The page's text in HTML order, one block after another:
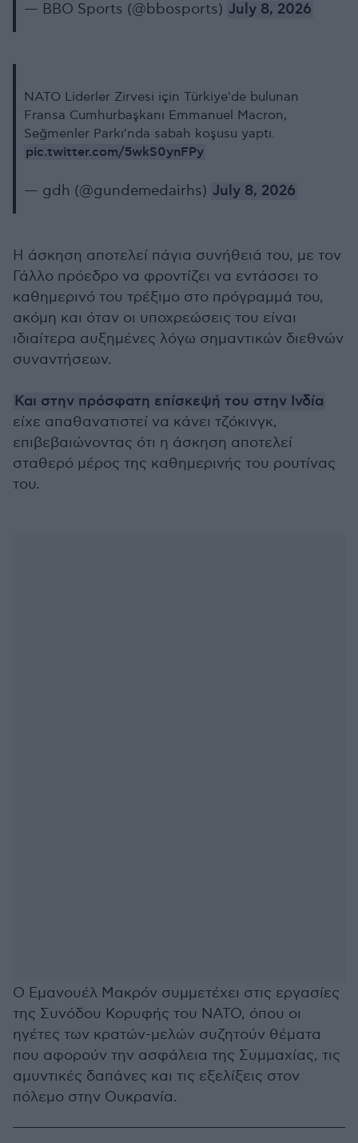
— BBO Sports (@bbosports) July 8, 2026
NATO Liderler Zirvesi için Türkiye'de bulunan
Fransa Cumhurbaşkanı Emmanuel Macron,
Seğmenler Parkı'nda sabah koşusu yaptı.
pic.twitter.com/5wkS0ynFPy
— gdh (@gundemedairhs) July 8, 2026
Η άσκηση αποτελεί πάγια συνήθειά του, με τον
Γάλλο πρόεδρο να φροντίζει να εντάσσει το
καθημερινό του τρέξιμο στο πρόγραμμά του,
ακόμη και όταν οι υποχρεώσεις του είναι
ιδιαίτερα αυξημένες λόγω σημαντικών διεθνών
συναντήσεων.
Και στην πρόσφατη επίσκεψή του στην Ινδία
είχε απαθανατιστεί να κάνει τζόκινγκ,
επιβεβαιώνοντας ότι η άσκηση αποτελεί
σταθερό μέρος της καθημερινής του ρουτίνας
του.
Ο Εμανουέλ Μακρόν συμμετέχει στις εργασίες
της Συνόδου Κορυφής του ΝΑΤΟ, όπου οι
ηγέτες των κρατών-μελών συζητούν θέματα
που αφορούν την ασφάλεια της Συμμαχίας, τις
αμυντικές δαπάνες και τις εξελίξεις στον
πόλεμο στην Ουκρανία.